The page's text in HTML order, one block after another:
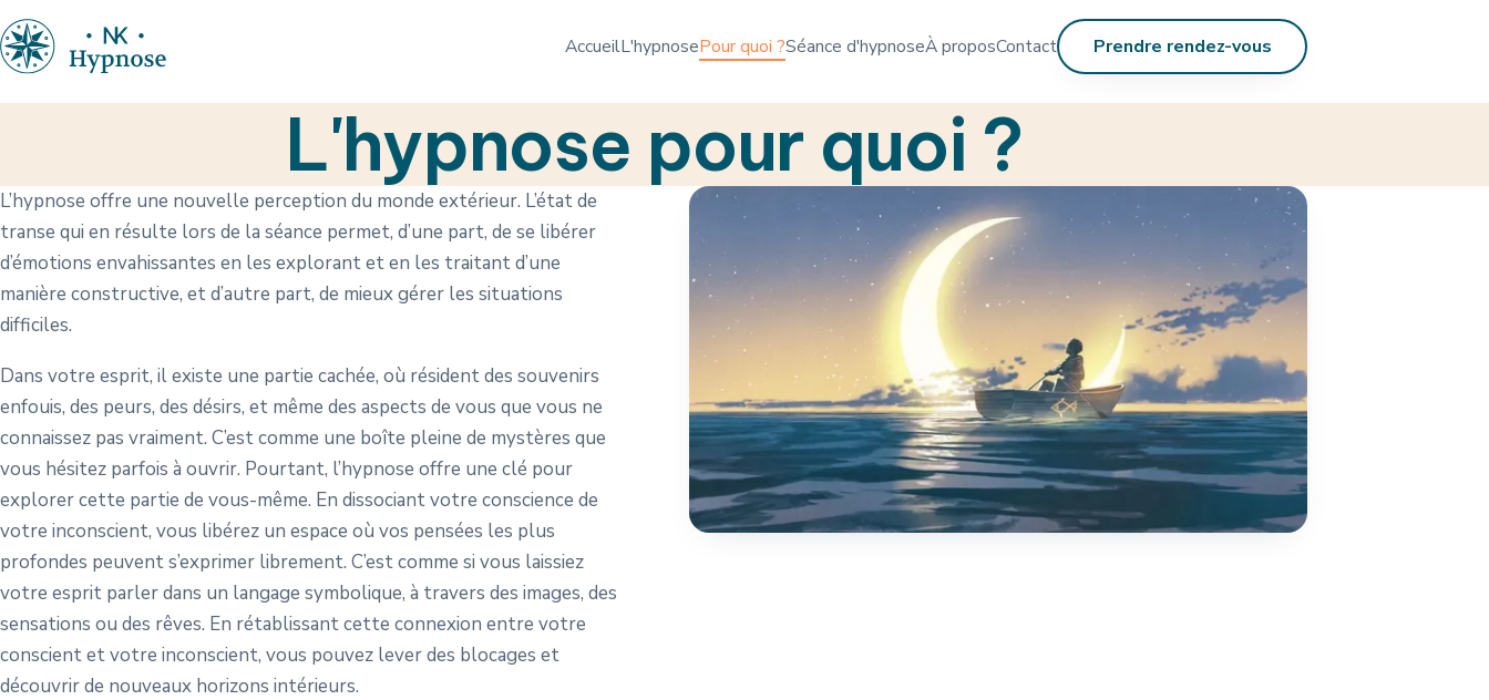
AccueilL'hypnosePour quoi ?Séance d'hypnoseÀ proposContact Prendre rendez-vous
L'hypnose pour quoi ?
L’hypnose offre une nouvelle perception du monde extérieur. L’état de
transe qui en résulte lors de la séance permet, d’une part, de se libérer
d’émotions envahissantes en les explorant et en les traitant d’une
manière constructive, et d’autre part, de mieux gérer les situations
difficiles.
Dans votre esprit, il existe une partie cachée, où résident des souvenirs
enfouis, des peurs, des désirs, et même des aspects de vous que vous ne
connaissez pas vraiment. C’est comme une boîte pleine de mystères que
vous hésitez parfois à ouvrir. Pourtant, l’hypnose offre une clé pour
explorer cette partie de vous-même. En dissociant votre conscience de
votre inconscient, vous libérez un espace où vos pensées les plus
profondes peuvent s’exprimer librement. C’est comme si vous laissiez
votre esprit parler dans un langage symbolique, à travers des images, des
sensations ou des rêves. En rétablissant cette connexion entre votre
conscient et votre inconscient, vous pouvez lever des blocages et
découvrir de nouveaux horizons intérieurs.